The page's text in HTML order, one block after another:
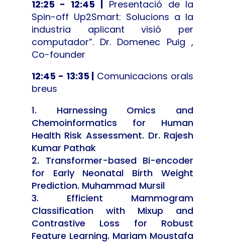
12:25 - 12:45 |
Presentació de la
Spin-off Up2Smart: Solucions a la
industria aplicant visió per
computador”. Dr. Domenec Puig ,
Co-founder
12:45 - 13:35 | Comunicacions orals
breus
Harnessing Omics and
Chemoinformatics for Human
Health Risk Assessment. Dr. Rajesh
Kumar Pathak
Transformer-based Bi-encoder
for Early Neonatal Birth Weight
Prediction. Muhammad Mursil
Efficient Mammogram
Classification with Mixup and
Contrastive Loss for Robust
Feature Learning. Mariam Moustafa